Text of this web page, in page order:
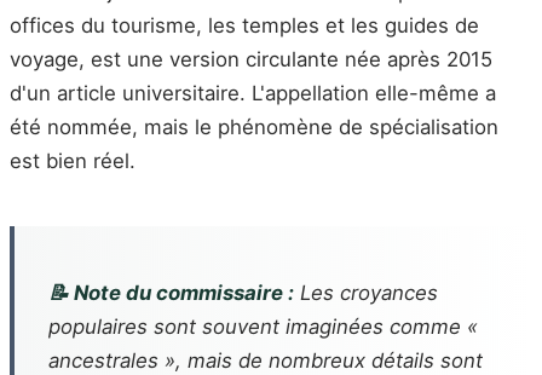
offices du tourisme, les temples et les guides de
voyage, est une version circulante née après 2015
d'un article universitaire. L'appellation elle-même a
été nommée, mais le phénomène de spécialisation
est bien réel.
📝 Note du commissaire : Les croyances
populaires sont souvent imaginées comme «
ancestrales », mais de nombreux détails sont